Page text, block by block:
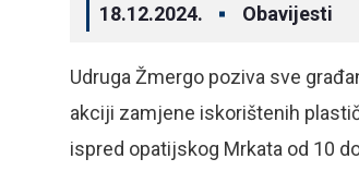
18.12.2024. Obavijesti
Udruga Žmergo poziva sve
akciji zamjene iskorištenih
ispred opatijskog Mrkata od 10